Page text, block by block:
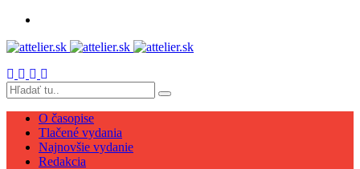
O časopise
Tlačené vydania
Najnovšie vydanie
Redakcia